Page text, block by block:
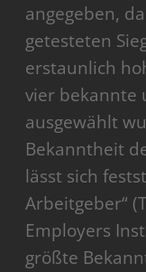
angegeben,
getesteten
erstaunlich
vier bekannte
ausgewählt
Bekanntheit
lässt sich
Arbeitgeber“
Employers
größte